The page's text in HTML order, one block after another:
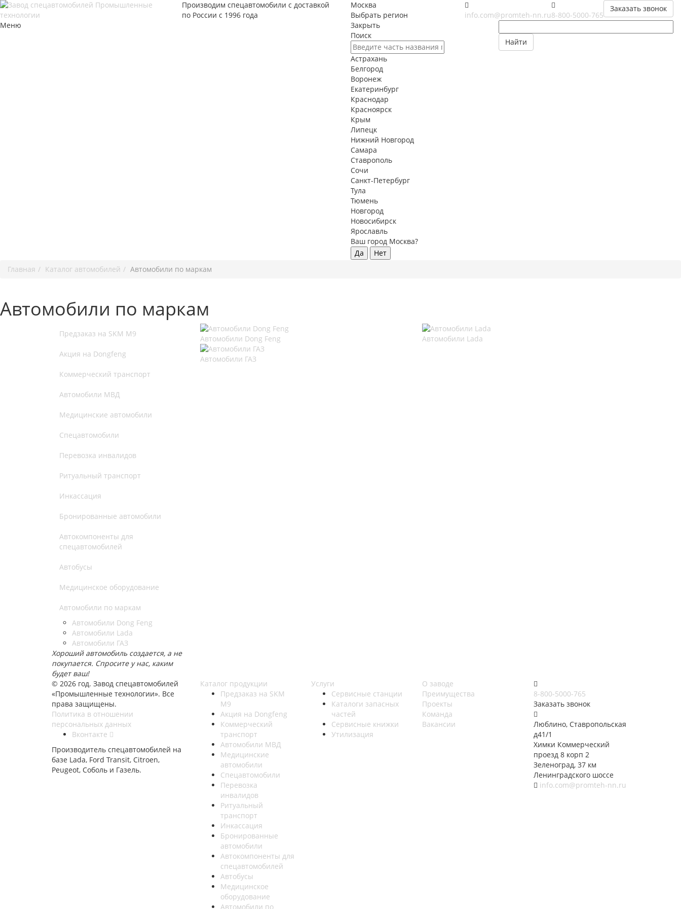
Меню
Производим спецавтомобили с доставкой
по России с 1996 года
Заказать звонок
8-800-5000-765
info.com@promteh-nn.ru
Найти
Москва
Выбрать регион
Закрыть
Поиск
Астрахань
Белгород
Воронеж
Екатеринбург
Краснодар
Красноярск
Крым
Липецк
Нижний Новгород
Самара
Ставрополь
Сочи
Санкт-Петербург
Тула
Тюмень
Новгород
Новосибирск
Ярославль
Ваш город Москва?
Да
Нет
Главная
Каталог автомобилей Автомобили по маркам
Автомобили по маркам
Предзаказ на SKM M9
Акция на Dongfeng
Коммерческий транспорт
Автомобили МВД
Медицинские автомобили
Спецавтомобили
Перевозка инвалидов
Ритуальный транспорт
Инкассация
Бронированные автомобили
Автокомпоненты для
спецавтомобилей
Автобусы
Медицинское оборудование
Автомобили по маркам
Автомобили Dong Feng
Автомобили Lada
Автомобили ГАЗ
Хороший автомобиль создается, а не
покупается. Спросите у нас, каким
будет ваш!
Автомобили Dong Feng Автомобили Lada
Автомобили ГАЗ
© 2026 год. Завод спецавтомобилей
«Промышленные технологии». Все
права защищены.
Политика в отношении
персональных данных
Вконтакте
Производитель спецавтомобилей на
базе Lada, Ford Transit, Citroen,
Peugeot, Соболь и Газель.
Каталог продукции
Предзаказ на SKM
M9
Акция на Dongfeng
Коммерческий
транспорт
Автомобили МВД
Медицинские
автомобили
Спецавтомобили
Перевозка
инвалидов
Ритуальный
транспорт
Инкассация
Бронированные
автомобили
Автокомпоненты для
спецавтомобилей
Автобусы
Медицинское
оборудование
Автомобили по
Услуги
Сервисные станции
Каталоги запасных
частей
Сервисные книжки
Утилизация
О заводе
Преимущества
Проекты
Команда
Вакансии
8-800-5000-765
Заказать звонок
Люблино, Ставропольская
д41/1
Химки Коммерческий
проезд 8 корп 2
Зеленоград, 37 км
Ленинградского шоссе
info.com@promteh-nn.ru